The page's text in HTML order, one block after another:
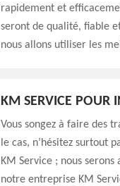
rapidement et
seront de qualité, fiable
nous allons utiliser les
KM SERVICE POUR
Vous songez à faire des
le cas, n’hésitez surtout
KM Service ; nous
notre entreprise KM